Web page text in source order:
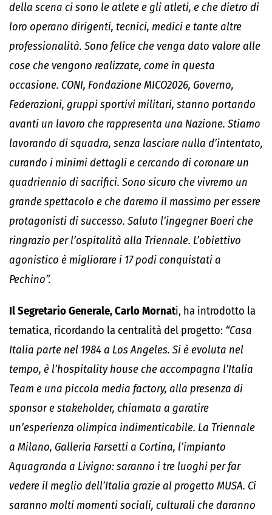
della scena ci sono le atlete e gli atleti, e che dietro di
loro operano dirigenti, tecnici, medici e tante altre
professionalità. Sono felice che venga dato valore alle
cose che vengono realizzate, come in questa
occasione. CONI, Fondazione MICO2026, Governo,
Federazioni, gruppi sportivi militari, stanno portando
avanti un lavoro che rappresenta una Nazione. Stiamo
lavorando di squadra, senza lasciare nulla d’intentato,
curando i minimi dettagli e cercando di coronare un
quadriennio di sacrifici. Sono sicuro che vivremo un
grande spettacolo e che daremo il massimo per essere
protagonisti di successo. Saluto l’ingegner Boeri che
ringrazio per l’ospitalità alla Triennale. L’obiettivo
agonistico è migliorare i 17 podi conquistati a
Pechino”.
Il Segretario Generale, Carlo Mornati, ha introdotto la
tematica, ricordando la centralità del progetto: “Casa
Italia parte nel 1984 a Los Angeles. Si è evoluta nel
tempo, è l’hospitality house che accompagna l’Italia
Team e una piccola media factory, alla presenza di
sponsor e stakeholder, chiamata a garatire
un’esperienza olimpica indimenticabile. La Triennale
a Milano, Galleria Farsetti a Cortina, l’impianto
Aquagranda a Livigno: saranno i tre luoghi per far
vedere il meglio dell’Italia grazie al progetto MUSA. Ci
saranno molti momenti sociali, culturali che daranno